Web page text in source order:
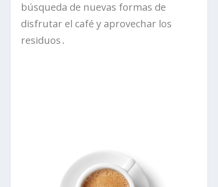
búsqueda de nuevas formas de
disfrutar el café y aprovechar los
residuos .